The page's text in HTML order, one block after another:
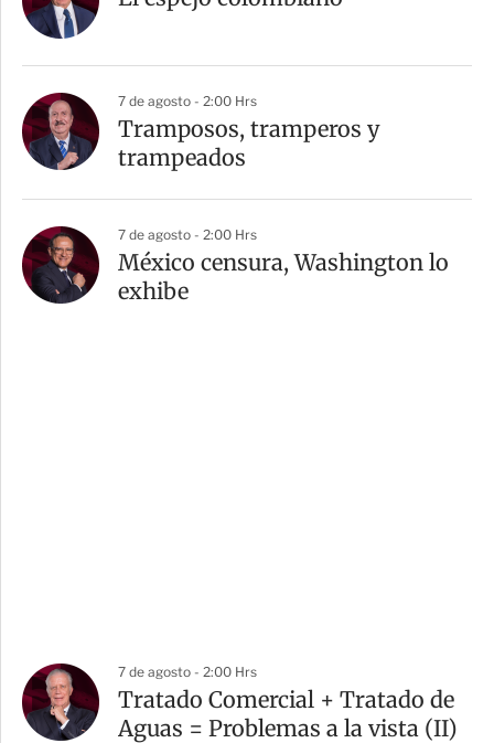
7 de agosto - 2:00 Hrs
Tramposos, tramperos y
trampeados
7 de agosto - 2:00 Hrs
México censura, Washington lo
exhibe
7 de agosto - 2:00 Hrs
Tratado Comercial + Tratado de
Aguas = Problemas a la vista (II)